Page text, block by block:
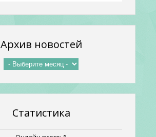
Архив новостей
Статистика